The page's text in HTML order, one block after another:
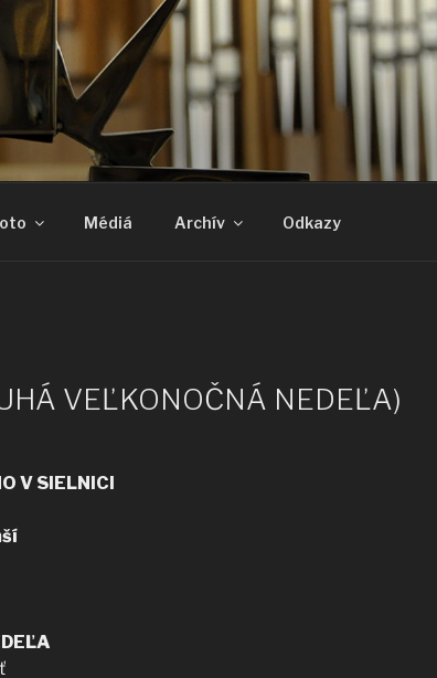
Médiá Archív Odkazy
VEĽKONOČNÁ NEDEĽA)
V SIELNICI